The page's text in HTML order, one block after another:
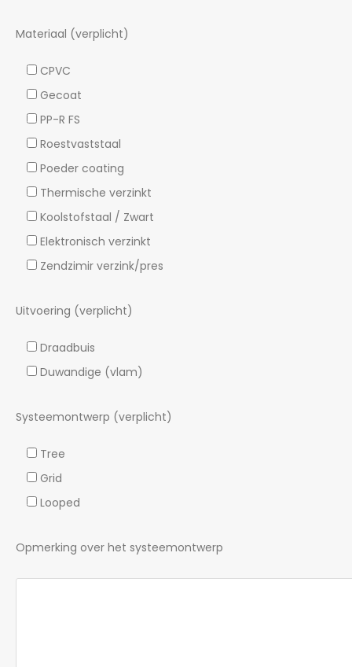
Materiaal (verplicht)
CPVC
Gecoat
PP-R FS
Roestvaststaal
Poeder coating
Thermische verzinkt
Koolstofstaal / Zwart
Elektronisch verzinkt
Zendzimir verzink/pres
Uitvoering (verplicht)
Draadbuis
Duwandige (vlam)
Systeemontwerp (verplicht)
Tree
Grid
Looped
Opmerking over het systeemontwerp